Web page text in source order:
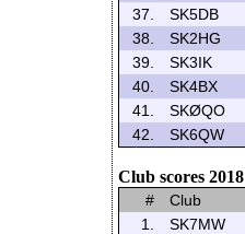
37.
SK5DB
38.
SK2HG
39.
SK3IK
40.
SK4BX
41.
SKØQO
42.
SK6QW
Club scores 2018
# Club
1.
SK7MW